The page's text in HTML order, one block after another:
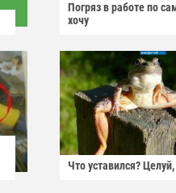
Погряз в работе по
хочу
Что уставился?